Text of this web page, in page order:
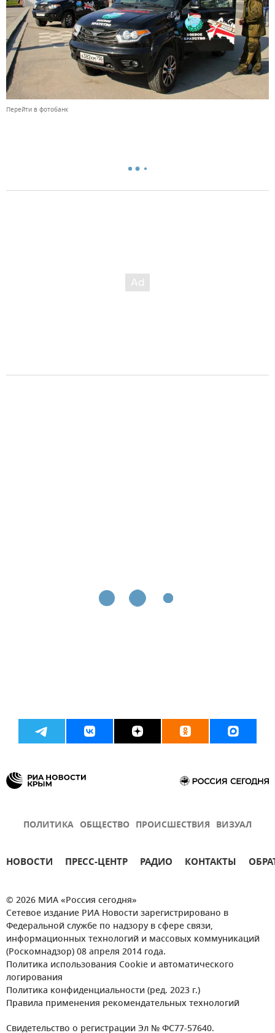
Перейти в фотобанк
ПОЛИТИКА ОБЩЕСТВО ПРОИСШЕСТВИЯ ВИЗУАЛ
НОВОСТИ ПРЕСС-ЦЕНТР РАДИО КОНТАКТЫ
© 2026 МИА «Россия сегодня»
Сетевое издание РИА Новости зарегистрировано в
Федеральной службе по надзору в сфере связи,
информационных технологий и массовых коммуникаций
(Роскомнадзор) 08 апреля 2014 года.
Политика использования Cookie и автоматического
логирования
Политика конфиденциальности (ред. 2023 г.)
Правила применения рекомендательных технологий
Свидетельство о регистрации Эл № ФС77-57640.